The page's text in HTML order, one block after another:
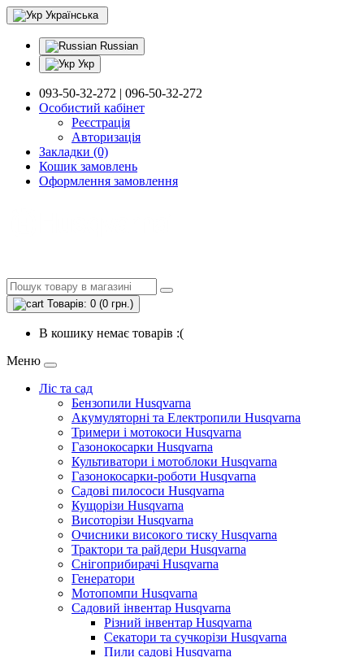
Українська
Russian
Укр
093-50-32-272 | 096-50-32-272
Особистий кабінет
Реєстрація
Авторизація
Закладки (0)
Кошик замовлень
Оформлення замовлення
Товарів: 0 (0 грн.)
В кошику немає товарів :(
Меню
Ліс та сад
Бензопили Husqvarna
Акумуляторні та Електропили Husqvarna
Тримери і мотокоси Husqvarna
Газонокосарки Husqvarna
Культиватори і мотоблоки Husqvarna
Газонокосарки-роботи Husqvarna
Садові пилососи Husqvarna
Кущорізи Husqvarna
Висоторізи Husqvarna
Очисники високого тиску Husqvarna
Трактори та райдери Husqvarna
Снігоприбирачі Husqvarna
Генератори
Мотопомпи Husqvarna
Садовий інвентар Husqvarna
Різний інвентар Husqvarna
Секатори та сучкорізи Husqvarna
Пили садові Husqvarna